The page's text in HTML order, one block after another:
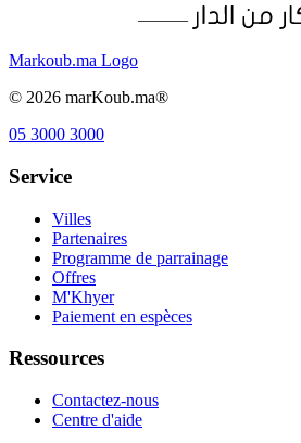
Markoub.ma Logo
© 2026 marKoub.ma®
05 3000 3000
Service
Villes
Partenaires
Programme de parrainage
Offres
M'Khyer
Paiement en espèces
Ressources
Contactez-nous
Centre d'aide